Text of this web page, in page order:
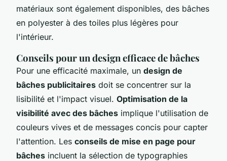
matériaux sont également disponibles, des bâches
en polyester à des toiles plus légères pour
l'intérieur.
Conseils pour un design efficace de bâches
Pour une efficacité maximale, un design de
bâches publicitaires doit se concentrer sur la
lisibilité et l'impact visuel. Optimisation de la
visibilité avec des bâches implique l'utilisation de
couleurs vives et de messages concis pour capter
l'attention. Les conseils de mise en page pour
bâches incluent la sélection de typographies